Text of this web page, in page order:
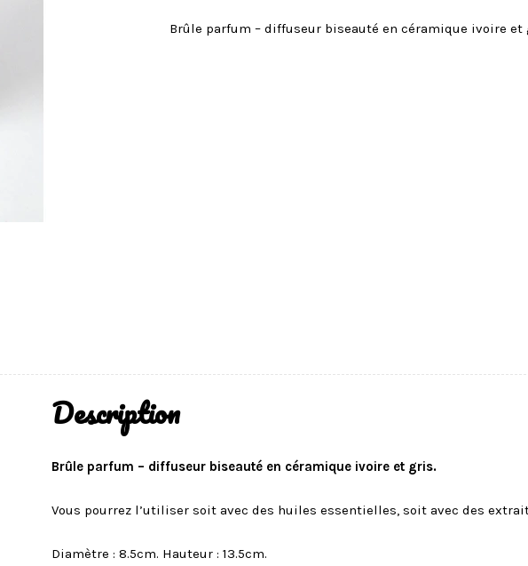
Brûle parfum – diffuseur biseauté en céramique ivoire et
Description
Brûle parfum – diffuseur biseauté en céramique ivoire et gris.
Vous pourrez l’utiliser soit avec des huiles essentielles, soit avec des
Diamètre : 8.5cm. Hauteur : 13.5cm.